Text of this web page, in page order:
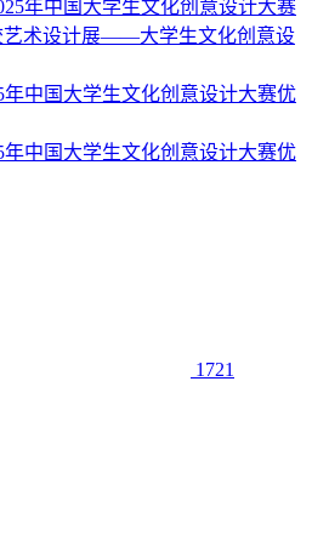
年中国大学生文化创意设计大赛优
年中国大学生文化创意设计大赛优
1721